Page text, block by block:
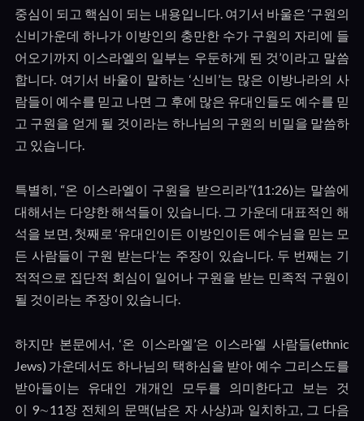
중심이 되고 핵심이 되는 내용입니다. 여기서 바울은‘구원의
신비가운데 하나가 이방인의 충만한 수가 구원의 자리에 들
어오기까지 이스라엘의 일부는 우둔하게 된 것’이라고 말씀
합니다. 여기서 바울이 말하는‘신비’는 많은 이방나라의 사
람들이 예수를 믿고 나면 그 후에 많은 유대인들도 예수를 믿
고 구원을 얻게 될 것이라는 하나님의 구원의 비밀을 말씀하
고 있습니다.
특별히, “온 이스라엘이 구원을 받으리라”(11:26)는 말씀에
대해서는 다양한 해석들이 있습니다. 그 가운데 대표적인 해
석을 보면, 첫째로‘유대인이든 이방인이든 예수님을 믿는 모
든 사람들이 구원 받는다’는 주장이 있습니다. 두 번째는 기
적적으로 집단적 회심이 일어나 구원을 받는 민족적 구원이
될 것이라는 주장이 있습니다.
하지만 본문에서, ‘온 이스라엘’은 이스라엘 사람들(ethnic
Jews) 가운데서도 하나님의 택하심을 받아 예수 그리스도를
받아들이는 유대인 개개인 모두를 의미한다고 보는 것
이 9∼11장 전체의 문맥(남은 자 사상)과 일치하고, 그 다음